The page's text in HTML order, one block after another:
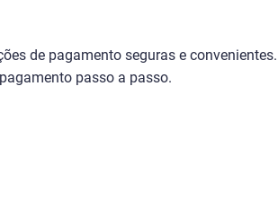
de pagamento seguras e convenientes.
passo a passo.